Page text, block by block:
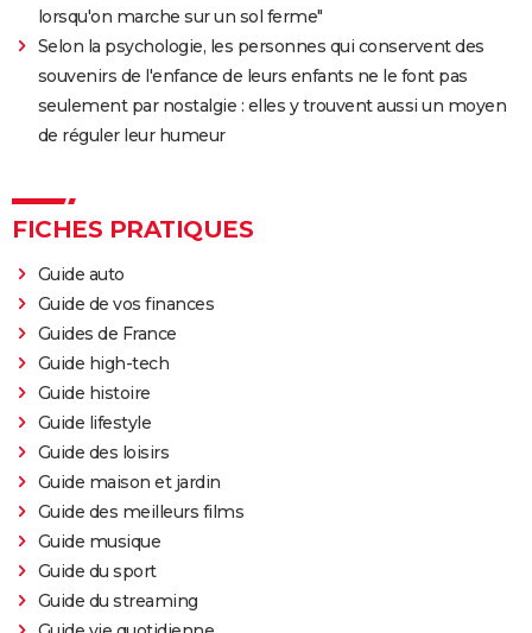
lorsqu'on marche sur un sol ferme"
Selon la psychologie, les personnes qui conservent des
souvenirs de l'enfance de leurs enfants ne le font pas
seulement par nostalgie : elles y trouvent aussi un moyen
de réguler leur humeur
FICHES PRATIQUES
Guide auto
Guide de vos finances
Guides de France
Guide high-tech
Guide histoire
Guide lifestyle
Guide des loisirs
Guide maison et jardin
Guide des meilleurs films
Guide musique
Guide du sport
Guide du streaming